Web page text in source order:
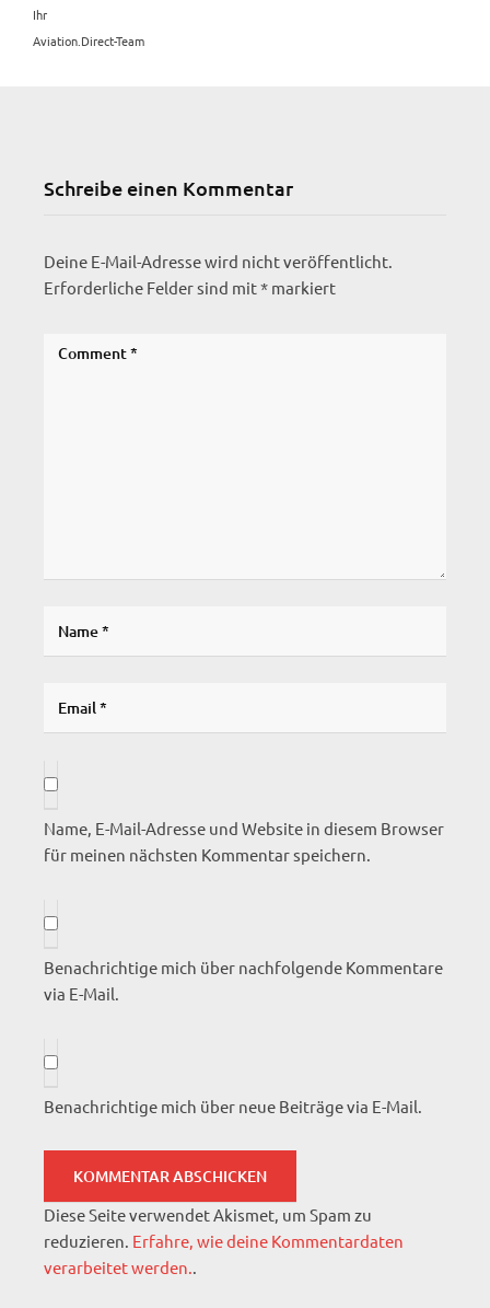
Ihr
Aviation.Direct-Team
Schreibe einen Kommentar
Deine E-Mail-Adresse wird nicht veröffentlicht.
Erforderliche Felder sind mit* markiert
Name, E-Mail-Adresse und Website in diesem Browser
für meinen nächsten Kommentar speichern.
Benachrichtige mich über nachfolgende Kommentare
via E-Mail.
Benachrichtige mich über neue Beiträge via E-Mail.
Diese Seite verwendet Akismet, um Spam zu
reduzieren. Erfahre, wie deine Kommentardaten
verarbeitet werden..